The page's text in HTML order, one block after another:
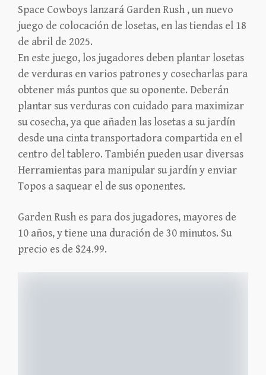
Space Cowboys lanzará Garden Rush , un nuevo
juego de colocación de losetas, en las tiendas el 18
de abril de 2025.
En este juego, los jugadores deben plantar losetas
de verduras en varios patrones y cosecharlas para
obtener más puntos que su oponente. Deberán
plantar sus verduras con cuidado para maximizar
su cosecha, ya que añaden las losetas a su jardín
desde una cinta transportadora compartida en el
centro del tablero. También pueden usar diversas
Herramientas para manipular su jardín y enviar
Topos a saquear el de sus oponentes.
Garden Rush es para dos jugadores, mayores de
10 años, y tiene una duración de 30 minutos. Su
precio es de $24.99.